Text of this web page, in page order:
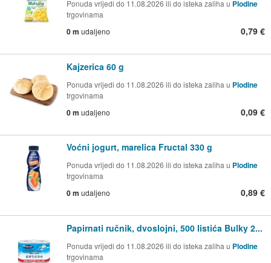
Ponuda vrijedi do 11.08.2026 ili do isteka zaliha u Plodine
trgovinama
0 m udaljeno 0,79 €
Kajzerica 60 g
Ponuda vrijedi do 11.08.2026 ili do isteka zaliha u Plodine
trgovinama
0 m udaljeno 0,09 €
Voćni jogurt, marelica Fructal 330 g
Ponuda vrijedi do 11.08.2026 ili do isteka zaliha u Plodine
trgovinama
0 m udaljeno 0,89 €
Papirnati ručnik, dvoslojni, 500 listića Bulky 2...
Ponuda vrijedi do 11.08.2026 ili do isteka zaliha u Plodine
trgovinama